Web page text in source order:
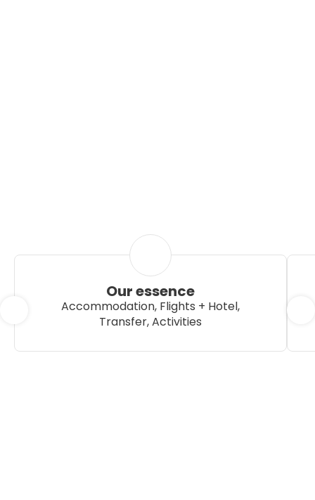
Our essence
Accommodation, Flights + Hotel,
Transfer, Activities